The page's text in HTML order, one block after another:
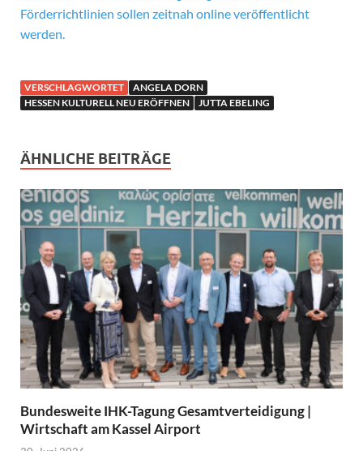
Förderrichtlinien sollen zeitnah online veröffentlicht
werden.
VERSCHLAGWORTET
ANGELA DORN
HESSEN KULTURELL NEU ERÖFFNEN
JUTTA EBELING
ÄHNLICHE BEITRÄGE
Bundesweite IHK-Tagung Gesamtverteidigung |
Wirtschaft am Kassel Airport